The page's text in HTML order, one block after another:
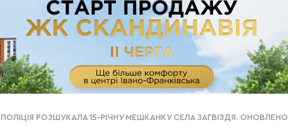
ПОЛІЦІЯ РОЗШУКАЛА 15-РІЧНУ МЕШКАНКУ СЕЛА ЗАГВІЗДЯ. ОНОВЛЕНО